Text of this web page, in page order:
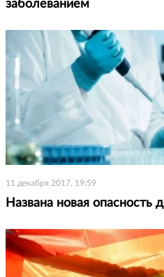
заболеванием
11 декабря 2017, 19:59
Названа новая